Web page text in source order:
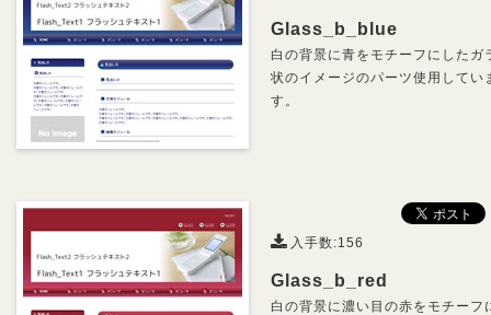
Glass_b_blue
白の背景に青をモチーフにしたガ
状のイメージのパーツ使用してい
す。
入手数:156
Glass_b_red
白の背景に濃い目の赤をモチーフ